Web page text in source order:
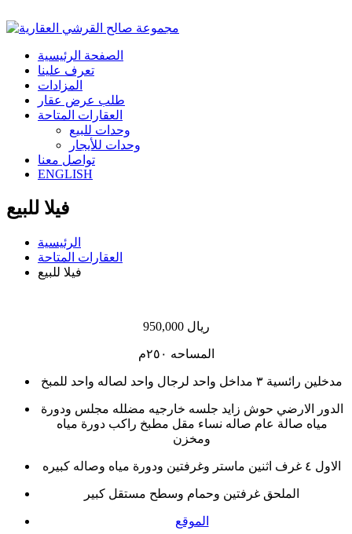
الصفحة الرئيسية
تعرف علينا
المزادات
طلب عرض عقار
العقارات المتاحة
وحدات للبيع
وحدات للأيجار
تواصل معنا
ENGLISH
فيلا للبيع
الرئيسية
العقارات المتاحة
فيلا للبيع
950,000 ريال
المساحه ٢٥٠م
مدخلين رائسية ٣ مداخل واحد لرجال واحد لصاله واحد للمبخ
الدور الارضي حوش زايد جلسه خارجيه مضلله مجلس ودورة
مياه صالة عام صاله نساء مقل مطبخ راكب دورة مياه
ومخزن
الاول ٤ غرف اثنين ماستر وغرفتين ودورة مياه وصاله كبيره
الملحق غرفتين وحمام وسطح مستقل كبير
الموقع